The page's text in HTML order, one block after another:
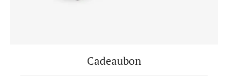
Cadeaubon